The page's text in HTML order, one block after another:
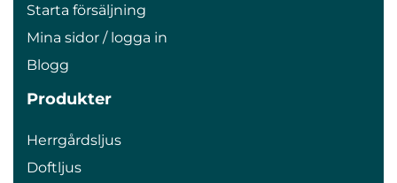
Starta försäljning
Mina sidor / logga in
Blogg
Produkter
Herrgårdsljus
Doftljus